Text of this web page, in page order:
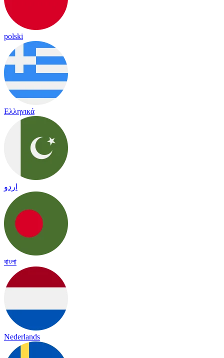
polski
Ελληνικά
اردو
বাংলা
Nederlands